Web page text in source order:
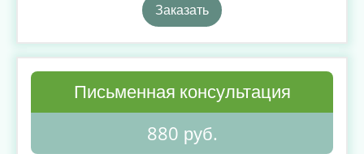
Заказать
Письменная консультация
880 руб.